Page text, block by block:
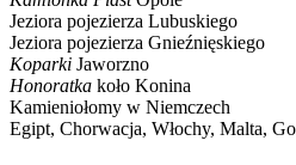
Jeziora pojezierza Lubuskiego
Jeziora pojezierza Gnieźnięskiego
Koparki Jaworzno
Honoratka koło Konina
Kamieniołomy w Niemczech
Egipt, Chorwacja, Włochy, Malta,